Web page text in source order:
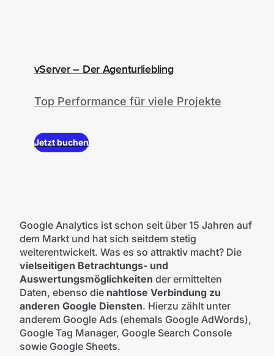
vServer – Der Agenturliebling
Top Performance für viele Projekte
Jetzt buchen
Google Analytics ist schon seit über 15 Jahren auf
dem Markt und hat sich seitdem stetig
weiterentwickelt. Was es so attraktiv macht? Die
vielseitigen Betrachtungs- und
Auswertungsmöglichkeiten der ermittelten
Daten, ebenso die nahtlose Verbindung zu
anderen Google Diensten. Hierzu zählt unter
anderem Google Ads (ehemals Google AdWords),
Google Tag Manager, Google Search Console
sowie Google Sheets.